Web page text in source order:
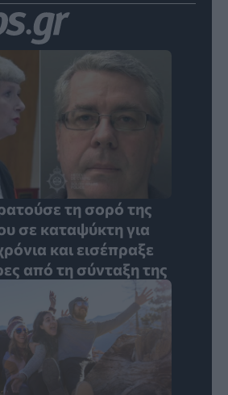
τη σορό της
σε καταψύκτη για
και εισέπραξε
από τη σύνταξη της